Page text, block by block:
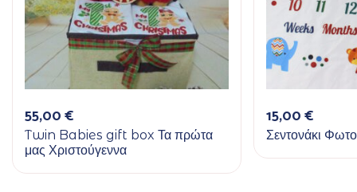
55,00€
Twin Babies gift box Τα πρώτα
μας Χριστούγεννα
15,00€
Σεντονάκι